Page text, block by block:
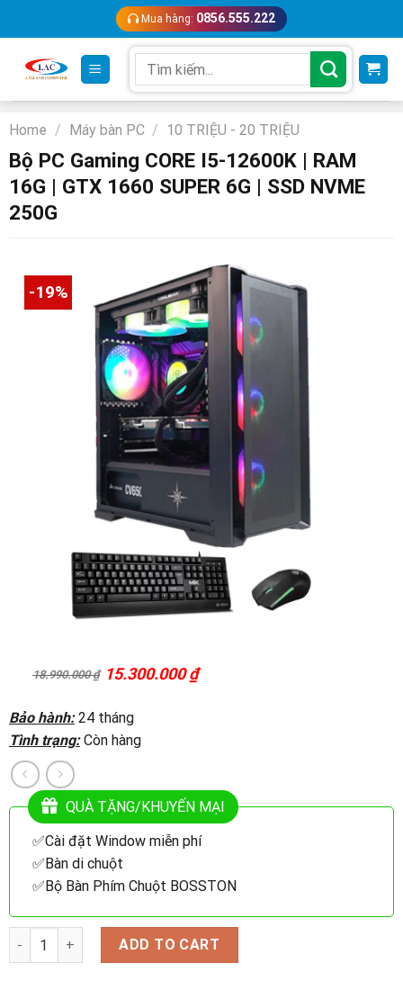
content
Mua hàng: 0856.555.222
for:
Home / Máy bàn PC / 10 TRIỆU - 20 TRIỆU
Bộ PC Gaming CORE I5-12600K | RAM
16G | GTX 1660 SUPER 6G | SSD NVME
250G
-19%
18.990.000₫
Original
18.990.000 ₫.
15.300.000₫
Current
15.300.000 ₫.
Bảo hành: 24 tháng
Tình trạng: Còn hàng
QUÀ TẶNG/KHUYẾN MẠI
✅Cài đặt Window miễn phí
✅Bàn di chuột
✅Bộ Bàn Phím Chuột BOSSTON
Quantity ADD TO CART